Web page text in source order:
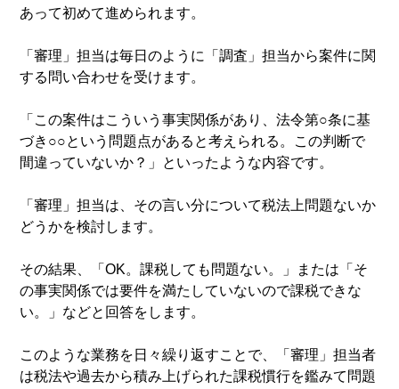
あって初めて進められます。
「審理」担当は毎日のように「調査」担当から案件に関
する問い合わせを受けます。
「この案件はこういう事実関係があり、法令第○条に基
づき○○という問題点があると考えられる。この判断で
間違っていないか？」といったような内容です。
「審理」担当は、その言い分について税法上問題ないか
どうかを検討します。
その結果、「OK。課税しても問題ない。」または「そ
の事実関係では要件を満たしていないので課税できな
い。」などと回答をします。
このような業務を日々繰り返すことで、「審理」担当者
は税法や過去から積み上げられた課税慣行を鑑みて問題